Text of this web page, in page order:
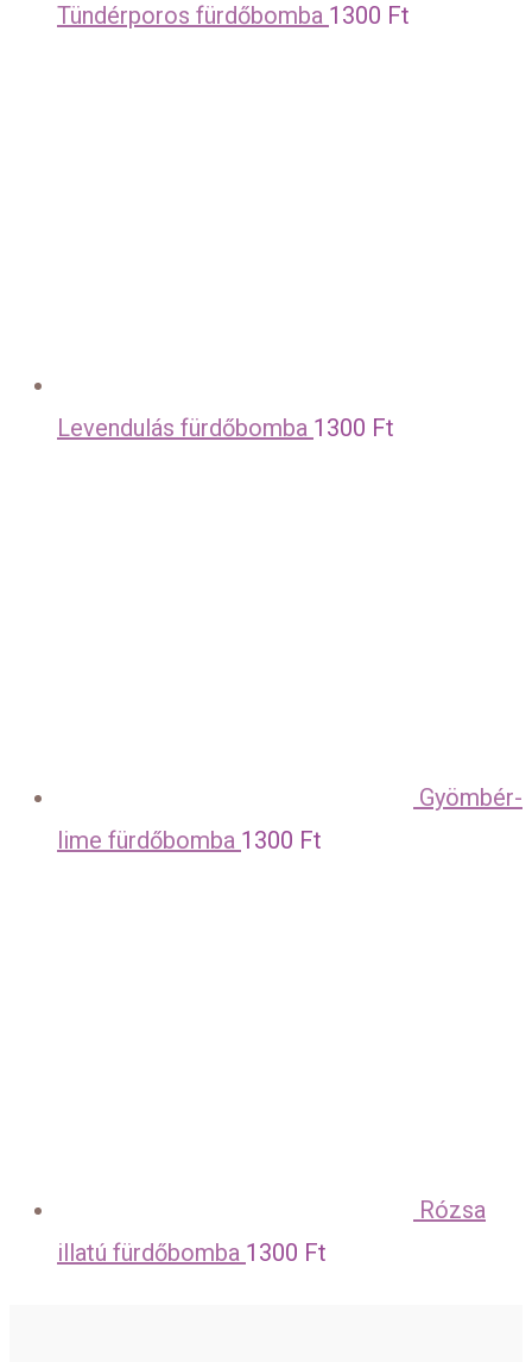
Tündérporos fürdőbomba 1300 Ft
Levendulás fürdőbomba 1300 Ft
Gyömbér-
lime fürdőbomba 1300 Ft
Rózsa
illatú fürdőbomba 1300 Ft